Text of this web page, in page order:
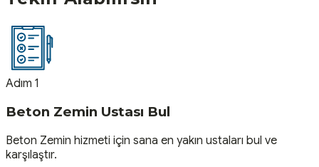
Adım 1
Beton Zemin Ustası Bul
Beton Zemin hizmeti için sana en yakın ustaları bul ve
karşılaştır.